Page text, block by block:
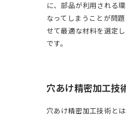
に、部品が利用される
なってしまうことが問
せて最適な材料を選定
です。
穴あけ精密加工技
穴あけ精密加工技術と